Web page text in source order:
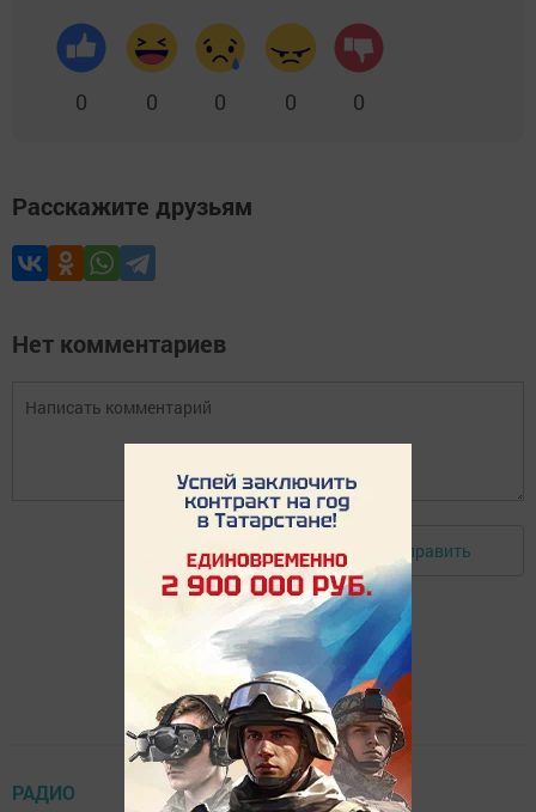
0 0 0 0 0
Расскажите друзьям
Нет комментариев
Авторизоваться Отправить
РАДИО